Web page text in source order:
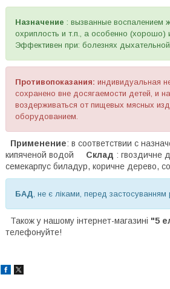
Назначение : вызванные воспалением
охриплость и т.п., а особенно (хорошо)
Эффективен при: болезнях
Противопоказания: индивидуальная
сохранено вне досягаемости детей, и
воздерживаться от пищевых мясных
оборудованием.
Применение: в соответствии с
кипяченой водой Склад : гвоздичне
семекарпус биладур, коричне дерево,
БАД , не є ліками, перед
Також у нашому інтернет-магазині "5
телефонуйте!